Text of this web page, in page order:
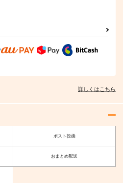
詳しくはこちら
ポスト投函
おまとめ配送